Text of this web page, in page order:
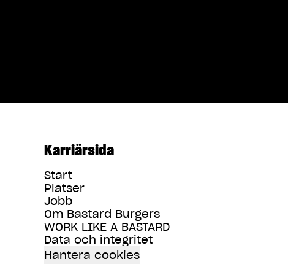
Karriärsida
Start
Platser
Jobb
Om Bastard Burgers
WORK LIKE A BASTARD
Data och integritet
Hantera cookies